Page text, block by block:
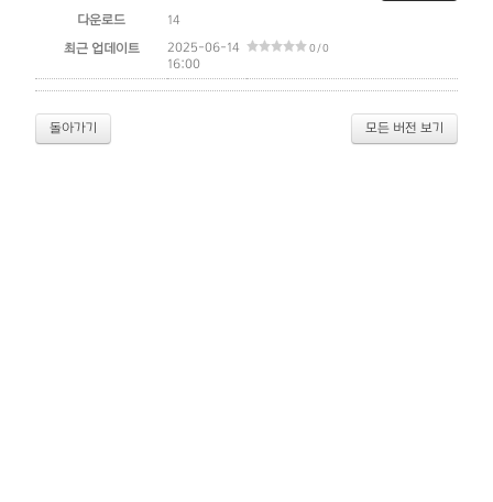
다운로드
14
최근 업데이트
2025-06-14
16:00
0 / 0
돌아가기 모든 버전 보기